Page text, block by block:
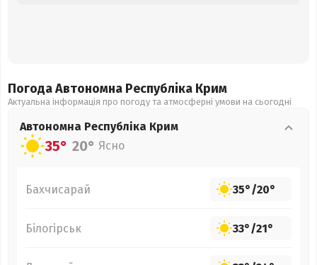
Погода Автономна Республіка Крим
Актуальна інформація про погоду та атмосферні умови на сьогодні
Автономна Республіка Крим
35° 20° Ясно
Бахчисарай 35°/20°
Білогірськ 33°/21°